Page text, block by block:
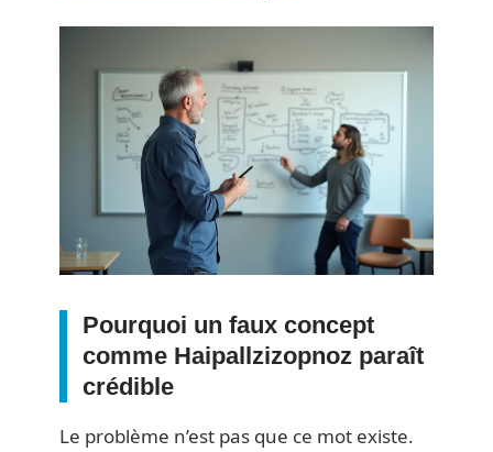
Pourquoi un faux concept
comme Haipallzizopnoz paraît
crédible
Le problème n’est pas que ce mot existe.